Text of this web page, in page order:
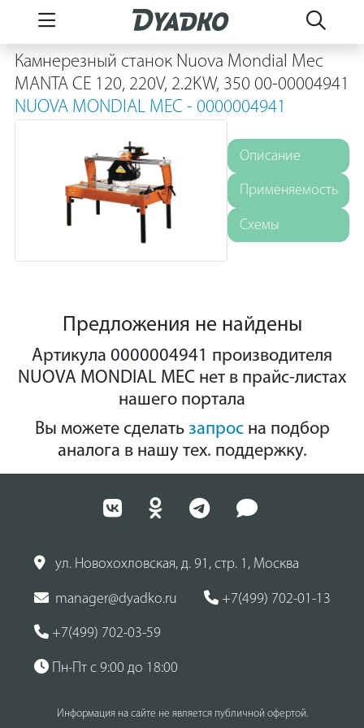
Камнерезный станок Nuova Mondial Mec
MANTA CE 120, 220V, 2.2KW, 350 00-00004941
NUOVA MONDIAL MEC - 0000004941
Описание
Применяемость
Схемы
Предложения не найдены
Артикула 0000004941 производителя
NUOVA MONDIAL MEC нет в прайс-листах
нашего портала
Вы можете сделать запросна подбор
аналога в нашу тех. поддержку.
ул. Новохохловская, д. 91, стр. 1, Москва
manager@dyadko.ru +7(499) 702-01-13
+7(499) 702-03-59
Пн-Пт с 9:00 до 18:00
Информация на сайте не является публичной офертой.